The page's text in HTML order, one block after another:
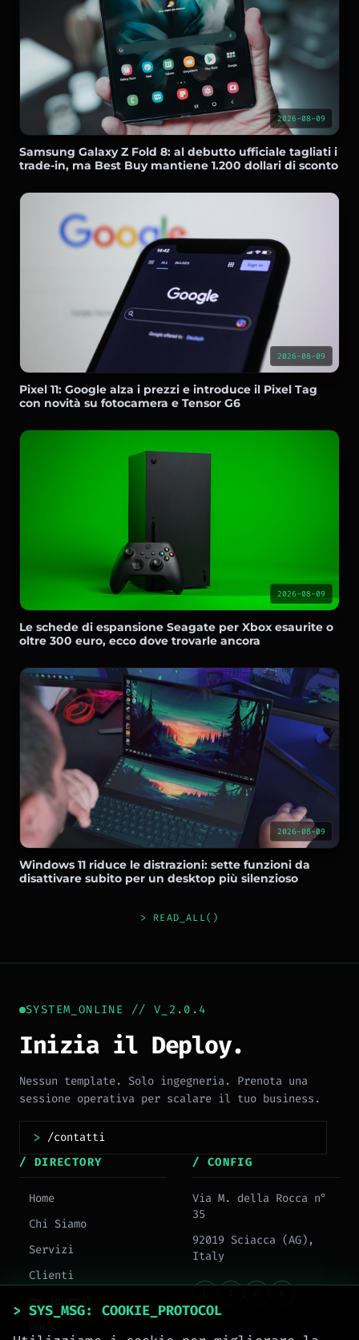
2026-08-09
Samsung Galaxy Z Fold 8: al debutto ufficiale tagliati i
trade-in, ma Best Buy mantiene 1.200 dollari di sconto
2026-08-09
Pixel 11: Google alza i prezzi e introduce il Pixel Tag
con novità su fotocamera e Tensor G6
2026-08-09
Le schede di espansione Seagate per Xbox esaurite o
oltre 300 euro, ecco dove trovarle ancora
2026-08-09
Windows 11 riduce le distrazioni: sette funzioni da
disattivare subito per un desktop più silenzioso
> READ_ALL()
SYSTEM_ONLINE // V_2.0.4
Inizia il Deploy.
Nessun template. Solo ingegneria. Prenota una
sessione operativa per scalare il tuo business.
>
/ DIRECTORY
Home
Chi Siamo
Servizi
Clienti
/ CONFIG
Via M. della Rocca n°
35
92019 Sciacca (AG),
Italy
> SYS_MSG: COOKIE_PROTOCOL